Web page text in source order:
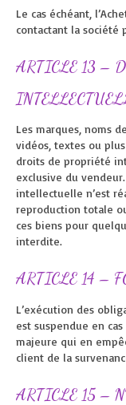
Le cas échéant,
contactant la société
ARTICLE 13 –
Les marques, noms
vidéos, textes ou
droits de propriété
exclusive du
intellectuelle n’est
reproduction totale
ces biens pour
interdite.
ARTICLE 14 –
L’exécution des
est suspendue en
majeure qui en
client de la
ARTICLE 15 –